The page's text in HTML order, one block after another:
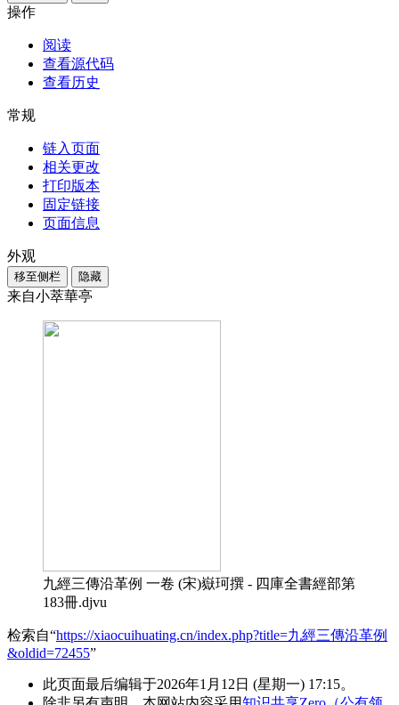
操作
阅读
查看源代码
查看历史
常规
链入页面
相关更改
打印版本
固定链接
页面信息
外观
移至侧栏 隐藏
来自小萃華亭
九經三傳沿革例 一卷 (宋)嶽珂撰 - 四庫全書經部第
183冊.djvu
检索自“https://xiaocuihuating.cn/index.php?title=九經三傳沿革例
&oldid=72455”
此页面最后编辑于2026年1月12日 (星期一) 17:15。